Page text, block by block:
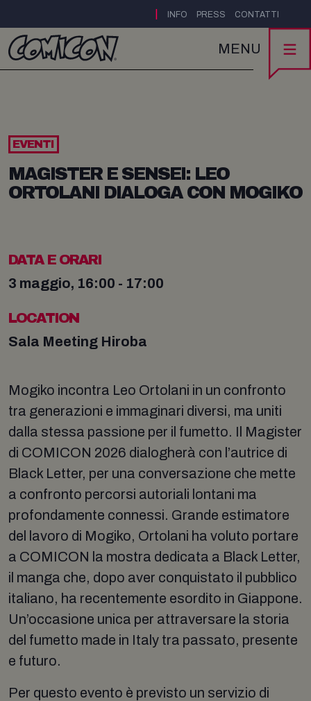
INFO PRESS CONTATTI
MENU
EVENTI
MAGISTER E SENSEI: LEO
ORTOLANI DIALOGA CON MOGIKO
DATA E ORARI
3 maggio, 16:00 - 17:00
LOCATION
Sala Meeting Hiroba
Mogiko incontra Leo Ortolani in un confronto
tra generazioni e immaginari diversi, ma uniti
dalla stessa passione per il fumetto. Il Magister
di COMICON 2026 dialogherà con l’autrice di
Black Letter, per una conversazione che mette
a confronto percorsi autoriali lontani ma
profondamente connessi. Grande estimatore
del lavoro di Mogiko, Ortolani ha voluto portare
a COMICON la mostra dedicata a Black Letter,
il manga che, dopo aver conquistato il pubblico
italiano, ha recentemente esordito in Giappone.
Un’occasione unica per attraversare la storia
del fumetto made in Italy tra passato, presente
e futuro.
Per questo evento è previsto un servizio di